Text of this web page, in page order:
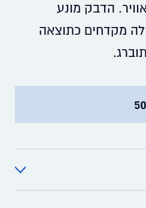
הדבק מונע
מקדחים כתוצאה
מקדחים כתוצאה